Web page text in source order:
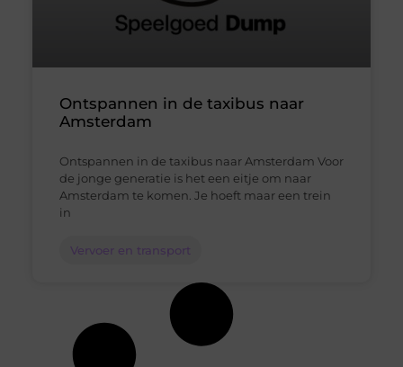
Ontspannen in de taxibus naar
Amsterdam
Ontspannen in de taxibus naar Amsterdam Voor
de jonge generatie is het een eitje om naar
Amsterdam te komen. Je hoeft maar een trein
in
Vervoer en transport